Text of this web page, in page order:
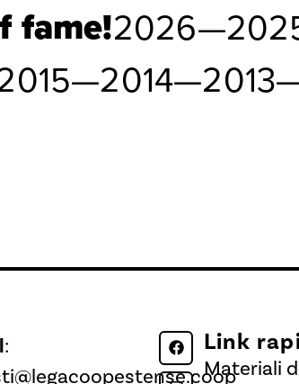
fame!2026—
—2014—2013
:
Link
Materiali